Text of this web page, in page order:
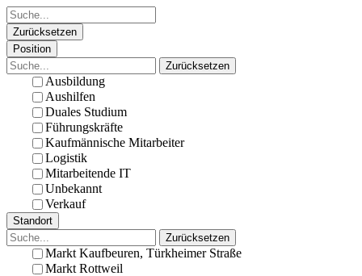
Zurücksetzen
Position
Zurücksetzen
Ausbildung
Aushilfen
Duales Studium
Führungskräfte
Kaufmännische Mitarbeiter
Logistik
Mitarbeitende IT
Unbekannt
Verkauf
Standort
Zurücksetzen
Markt Kaufbeuren, Türkheimer Straße
Markt Rottweil